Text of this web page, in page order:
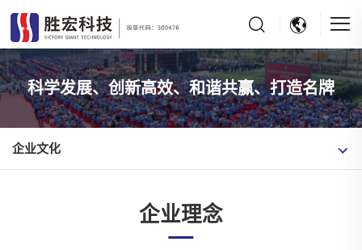
科学发展、创新高效、和谐共赢、打造名牌
企业文化
企业理念